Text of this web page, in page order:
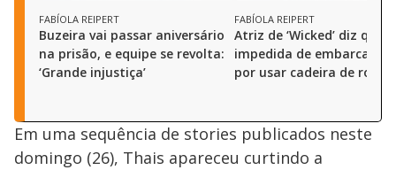
FABÍOLA REIPERT
Buzeira vai passar aniversário
na prisão, e equipe se revolta:
‘Grande injustiça’
FABÍOLA REIPERT
Atriz de ‘Wicked’ diz que
impedida de embarcar
por usar cadeira de rodas
Em uma sequência de stories publicados neste
domingo (26), Thais apareceu curtindo a